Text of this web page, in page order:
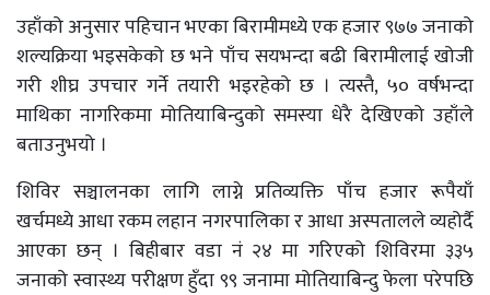
उहाँको अनुसार पहिचान भएका बिरामीमध्ये एक हजार ९७७ जनाको
शल्यक्रिया भइसकेको छ भने पाँच सयभन्दा बढी बिरामीलाई खोजी
गरी शीघ्र उपचार गर्ने तयारी भइरहेको छ । त्यस्तै, ५० वर्षभन्दा
माथिका नागरिकमा मोतियाबिन्दुको समस्या धेरै देखिएको उहाँले
बताउनुभयो ।
शिविर सञ्चालनका लागि लाग्ने प्रतिव्यक्ति पाँच हजार रूपैयाँ
खर्चमध्ये आधा रकम लहान नगरपालिका र आधा अस्पतालले व्यहोर्दै
आएका छन् । बिहीबार वडा नं २४ मा गरिएको शिविरमा ३३५
जनाको स्वास्थ्य परीक्षण हुँदा ९९ जनामा मोतियाबिन्दु फेला परेपछि